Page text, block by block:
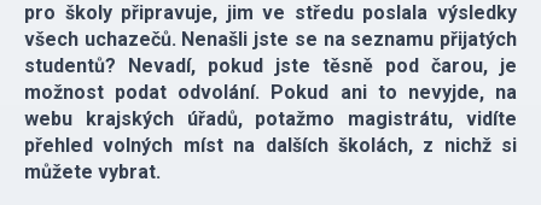
pro školy připravuje, jim ve středu poslala výsledky
všech uchazečů. Nenašli jste se na seznamu přijatých
studentů? Nevadí, pokud jste těsně pod čarou, je
možnost podat odvolání. Pokud ani to nevyjde, na
webu krajských úřadů, potažmo magistrátu, vidíte
přehled volných míst na dalších školách, z nichž si
můžete vybrat.